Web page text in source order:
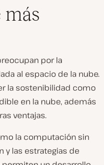
más
por la
al espacio de la nube.
la sostenibilidad como
en la nube, además
ventajas.
la computación sin
y las estrategias de